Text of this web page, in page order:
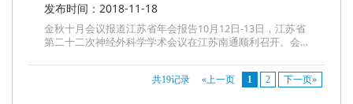
发布时间：2018-11-18
金秋十月会议报道江苏省年会报告10月12日-13日，江苏省
第二十二次神经外科学学术会议在江苏南通顺利召开。会…
共19记录 «上一页 1 2 下一页»